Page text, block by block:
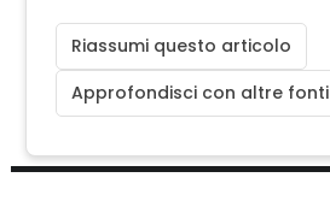
Riassumi questo articolo
Approfondisci con altre fonti